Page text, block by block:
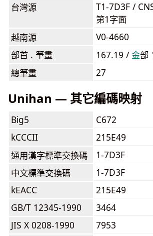
台灣源
T1-7D3F /
第1字面
越南源
V0-4660
部首 . 筆畫
167.19 /⾦部
總筆畫
27
Unihan — 其它編碼映射
Big5
C672
kCCCII
215E49
通用漢字標準交換碼
1-7D3F
中文標準交換碼
1-7D3F
kEACC
215E49
GB/T 12345-1990
3464
JIS X 0208-1990
7953